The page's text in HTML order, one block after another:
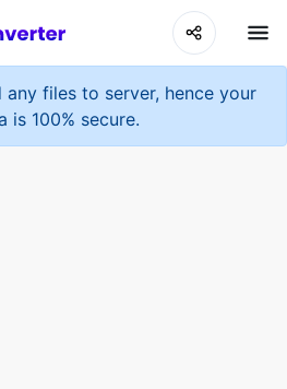
files to server, hence your
is 100% secure.